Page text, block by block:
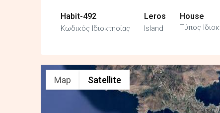
Habit-492
Κωδικός Ιδιοκτησίας
Leros
Island
House
Τύπος
Map Satellite